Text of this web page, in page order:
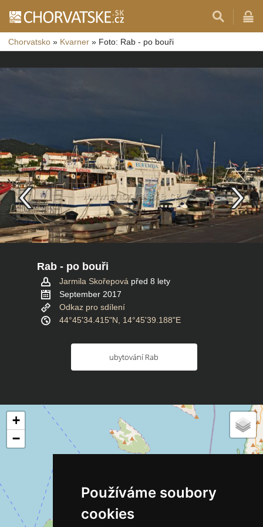
Používáme soubory
cookies
Chorvatsko » Kvarner » Foto: Rab - po bouři
Rab - po bouři
Jarmila Skořepová před 8 lety
September 2017
Odkaz pro sdílení
44°45'34.415"N, 14°45'39.188"E
ubytování Rab
+
−